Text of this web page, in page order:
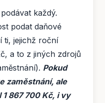
každý.
podat daňové
ti, jejichž roční
a to z jiných zdrojů
Pokud
zaměstnání, ale
867 700 Kč, i vy